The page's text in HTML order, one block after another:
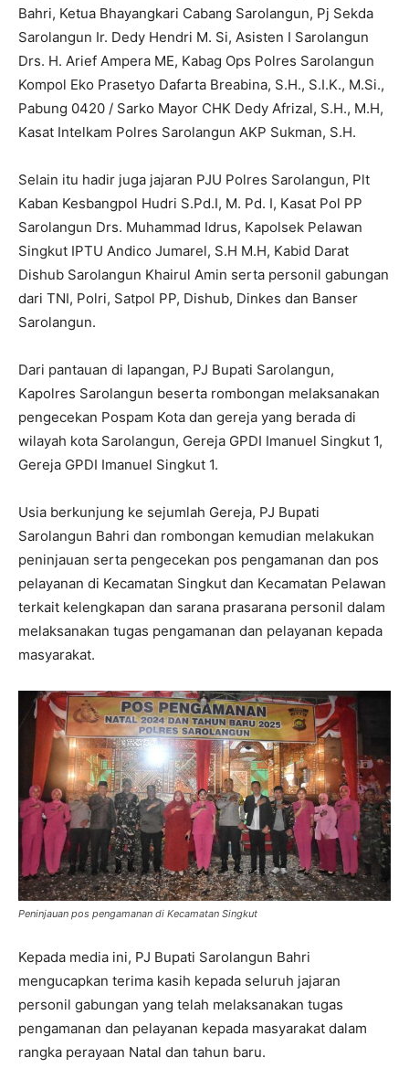
Bahri, Ketua Bhayangkari Cabang Sarolangun, Pj Sekda
Sarolangun Ir. Dedy Hendri M. Si, Asisten I Sarolangun
Drs. H. Arief Ampera ME, Kabag Ops Polres Sarolangun
Kompol Eko Prasetyo Dafarta Breabina, S.H., S.I.K., M.Si.,
Pabung 0420 / Sarko Mayor CHK Dedy Afrizal, S.H., M.H,
Kasat Intelkam Polres Sarolangun AKP Sukman, S.H.
Selain itu hadir juga jajaran PJU Polres Sarolangun, Plt
Kaban Kesbangpol Hudri S.Pd.I, M. Pd. I, Kasat Pol PP
Sarolangun Drs. Muhammad Idrus, Kapolsek Pelawan
Singkut IPTU Andico Jumarel, S.H M.H, Kabid Darat
Dishub Sarolangun Khairul Amin serta personil gabungan
dari TNI, Polri, Satpol PP, Dishub, Dinkes dan Banser
Sarolangun.
Dari pantauan di lapangan, PJ Bupati Sarolangun,
Kapolres Sarolangun beserta rombongan melaksanakan
pengecekan Pospam Kota dan gereja yang berada di
wilayah kota Sarolangun, Gereja GPDI Imanuel Singkut 1,
Gereja GPDI Imanuel Singkut 1.
Usia berkunjung ke sejumlah Gereja, PJ Bupati
Sarolangun Bahri dan rombongan kemudian melakukan
peninjauan serta pengecekan pos pengamanan dan pos
pelayanan di Kecamatan Singkut dan Kecamatan Pelawan
terkait kelengkapan dan sarana prasarana personil dalam
melaksanakan tugas pengamanan dan pelayanan kepada
masyarakat.
Peninjauan pos pengamanan di Kecamatan Singkut
Kepada media ini, PJ Bupati Sarolangun Bahri
mengucapkan terima kasih kepada seluruh jajaran
personil gabungan yang telah melaksanakan tugas
pengamanan dan pelayanan kepada masyarakat dalam
rangka perayaan Natal dan tahun baru.